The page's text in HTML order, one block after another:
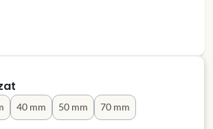
40 mm 50 mm 70 mm